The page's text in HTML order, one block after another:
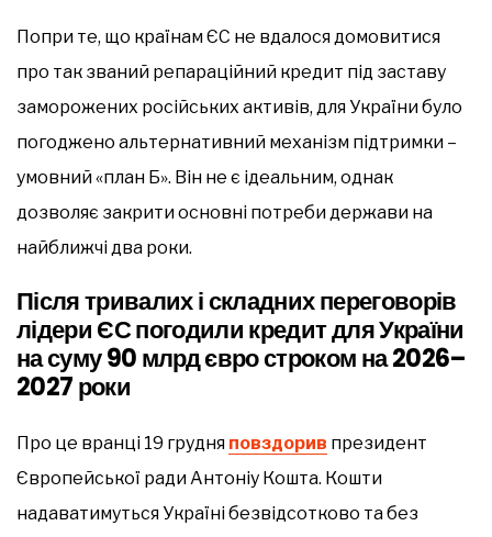
Попри те, що країнам ЄС не вдалося домовитися
про так званий репараційний кредит під заставу
заморожених російських активів, для України було
погоджено альтернативний механізм підтримки –
умовний «план Б». Він не є ідеальним, однак
дозволяє закрити основні потреби держави на
найближчі два роки.
Після тривалих і складних переговорів
лідери ЄС погодили кредит для України
на суму 90 млрд євро строком на 2026–
2027 роки
Про це вранці 19 грудня повздорив президент
Європейської ради Антоніу Кошта. Кошти
надаватимуться Україні безвідсотково та без